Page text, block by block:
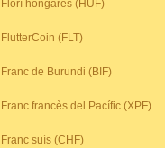
Florí hongarès (HUF)
FlutterCoin (FLT)
Franc de Burundi (BIF)
Franc francès del Pacífic (XPF)
Franc suís (CHF)